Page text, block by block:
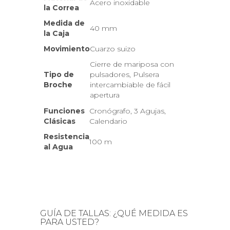
la Correa
Acero inoxidable
Medida de
la Caja
40 mm
MovimientoCuarzo suizo
Tipo de
Broche
Cierre de mariposa con
pulsadores, Pulsera
intercambiable de fácil
apertura
Funciones
Clásicas
Cronógrafo, 3 Agujas,
Calendario
Resistencia
al Agua
100 m
GUÍA DE TALLAS: ¿QUÉ MEDIDA ES
PARA USTED?